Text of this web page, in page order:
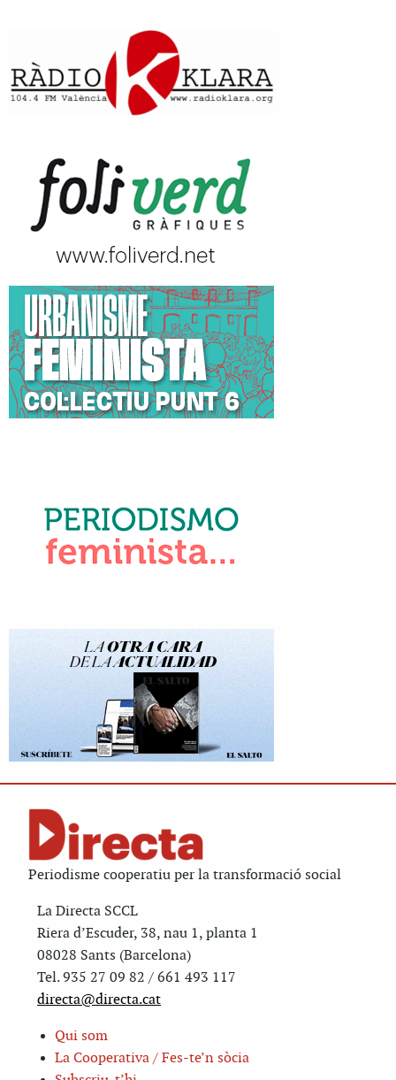
Periodisme cooperatiu per la transformació social
La Directa SCCL
Riera d’Escuder, 38, nau 1, planta 1
08028 Sants (Barcelona)
Tel. 935 27 09 82 / 661 493 117
directa@directa.cat
Qui som
La Cooperativa / Fes-te’n sòcia